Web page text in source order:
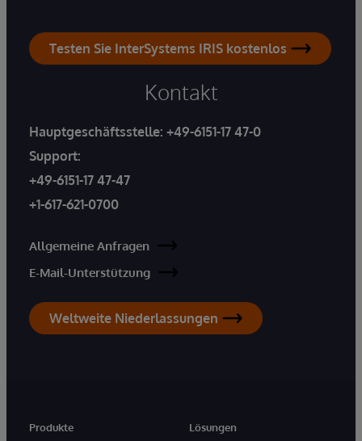
Testen Sie InterSystems IRIS kostenlos
Kontakt
Hauptgeschäftsstelle: +49-6151-17 47-0
Support:
+49-6151-17 47-47
+1-617-621-0700
Allgemeine Anfragen
E-Mail-Unterstützung
Weltweite Niederlassungen
Produkte
Lösungen